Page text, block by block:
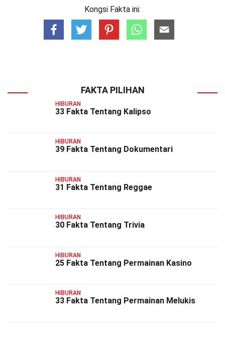
Kongsi Fakta ini:
FAKTA PILIHAN
HIBURAN
33 Fakta Tentang Kalipso
HIBURAN
39 Fakta Tentang Dokumentari
HIBURAN
31 Fakta Tentang Reggae
HIBURAN
30 Fakta Tentang Trivia
HIBURAN
25 Fakta Tentang Permainan Kasino
HIBURAN
33 Fakta Tentang Permainan Melukis